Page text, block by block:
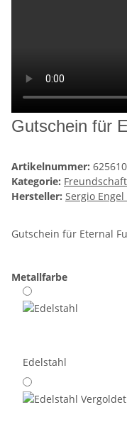
Gutschein für
Artikelnummer: 625610
Kategorie:
Hersteller: Sergio Engel
Gutschein für Eternal
Metallfarbe
Edelstahl